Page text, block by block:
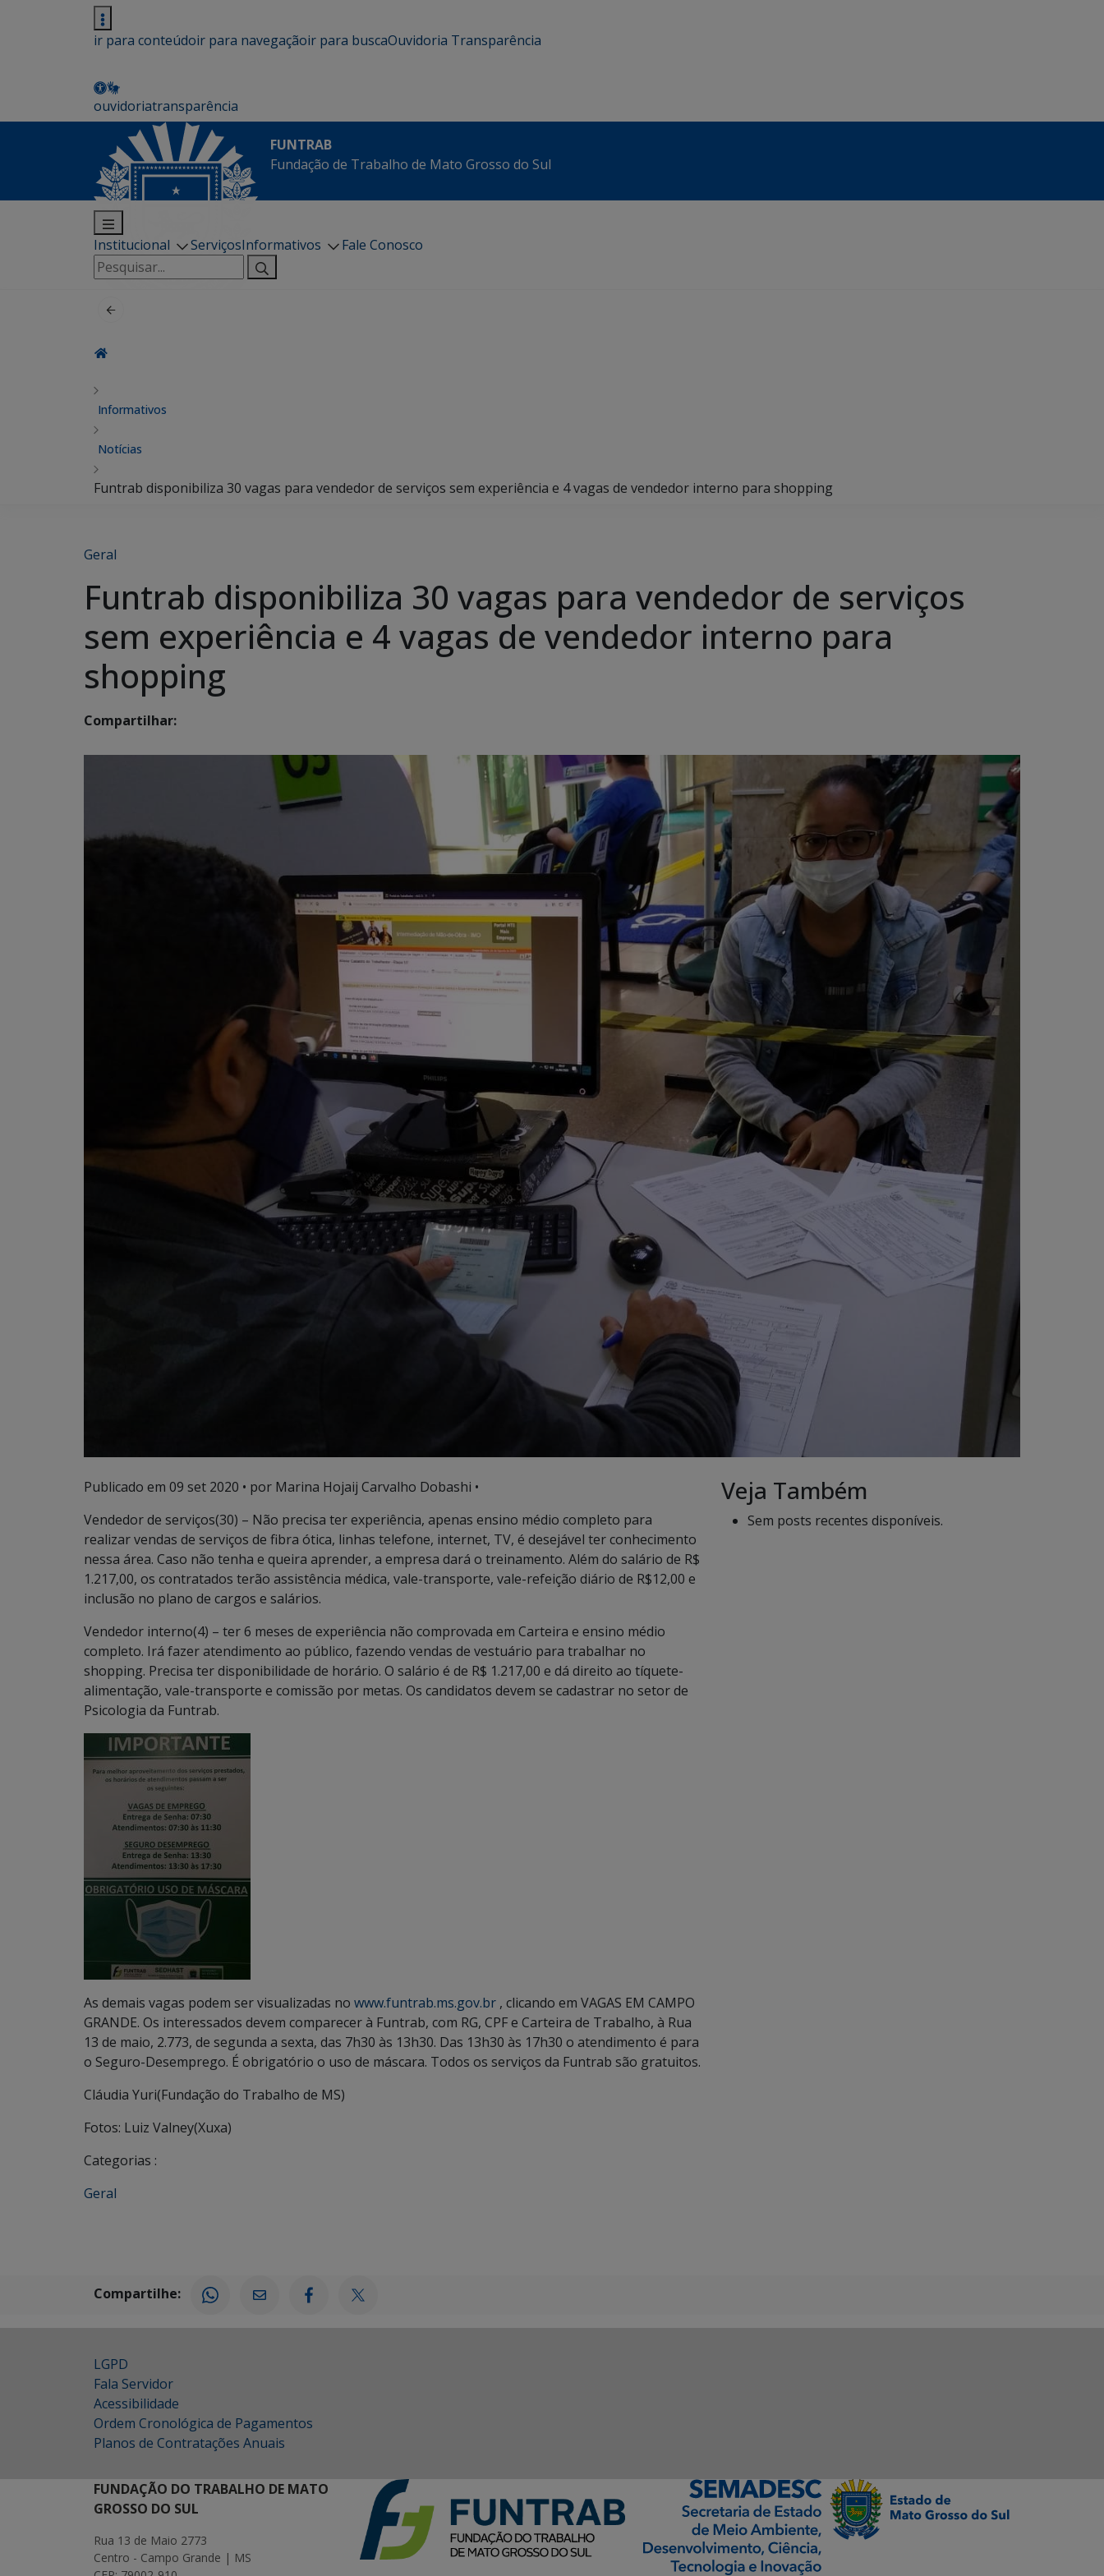
ir para conteúdoir para navegaçãoir para buscaOuvidoria Transparência
ouvidoriatransparência
FUNTRAB
Fundação de Trabalho de Mato Grosso do Sul
Institucional ServiçosInformativos
Fale Conosco
Pesquisar
por:
Informativos
Notícias
Funtrab disponibiliza 30 vagas para vendedor de serviços sem experiência e 4 vagas de vendedor interno para shopping
Geral
Funtrab disponibiliza 30 vagas para vendedor de serviços
sem experiência e 4 vagas de vendedor interno para
shopping
Compartilhar:
Publicado em 09 set 2020 • por Marina Hojaij Carvalho Dobashi •
Vendedor de serviços(30) – Não precisa ter experiência, apenas ensino médio completo para
realizar vendas de serviços de fibra ótica, linhas telefone, internet, TV, é desejável ter conhecimento
nessa área. Caso não tenha e queira aprender, a empresa dará o treinamento. Além do salário de R$
1.217,00, os contratados terão assistência médica, vale-transporte, vale-refeição diário de R$12,00 e
inclusão no plano de cargos e salários.
Vendedor interno(4) – ter 6 meses de experiência não comprovada em Carteira e ensino médio
completo. Irá fazer atendimento ao público, fazendo vendas de vestuário para trabalhar no
shopping. Precisa ter disponibilidade de horário. O salário é de R$ 1.217,00 e dá direito ao tíquete-
alimentação, vale-transporte e comissão por metas. Os candidatos devem se cadastrar no setor de
Psicologia da Funtrab.
As demais vagas podem ser visualizadas no www.funtrab.ms.gov.br , clicando em VAGAS EM CAMPO
GRANDE. Os interessados devem comparecer à Funtrab, com RG, CPF e Carteira de Trabalho, à Rua
13 de maio, 2.773, de segunda a sexta, das 7h30 às 13h30. Das 13h30 às 17h30 o atendimento é para
o Seguro-Desemprego. É obrigatório o uso de máscara. Todos os serviços da Funtrab são gratuitos.
Cláudia Yuri(Fundação do Trabalho de MS)
Fotos: Luiz Valney(Xuxa)
Categorias :
Geral
Veja Também
Sem posts recentes disponíveis.
Compartilhe:
LGPD
Fala Servidor
Acessibilidade
Ordem Cronológica de Pagamentos
Planos de Contratações Anuais
FUNDAÇÃO DO TRABALHO DE MATO
GROSSO DO SUL
Rua 13 de Maio 2773
Centro - Campo Grande | MS